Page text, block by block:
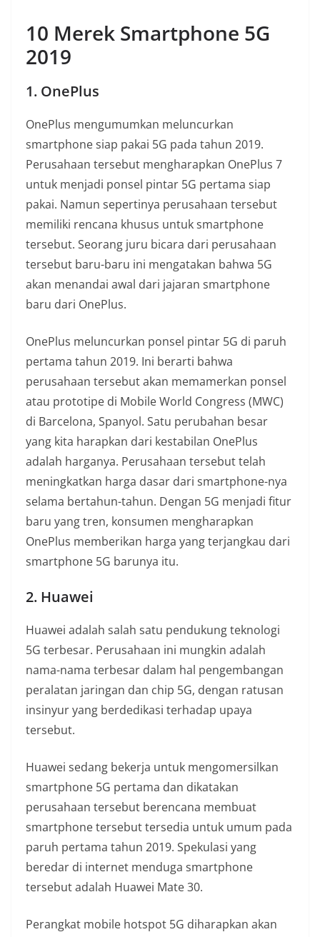
10 Merek Smartphone 5G
2019
1. OnePlus
OnePlus mengumumkan meluncurkan
smartphone siap pakai 5G pada tahun 2019.
Perusahaan tersebut mengharapkan OnePlus 7
untuk menjadi ponsel pintar 5G pertama siap
pakai. Namun sepertinya perusahaan tersebut
memiliki rencana khusus untuk smartphone
tersebut. Seorang juru bicara dari perusahaan
tersebut baru-baru ini mengatakan bahwa 5G
akan menandai awal dari jajaran smartphone
baru dari OnePlus.
OnePlus meluncurkan ponsel pintar 5G di paruh
pertama tahun 2019. Ini berarti bahwa
perusahaan tersebut akan memamerkan ponsel
atau prototipe di Mobile World Congress (MWC)
di Barcelona, Spanyol. Satu perubahan besar
yang kita harapkan dari kestabilan OnePlus
adalah harganya. Perusahaan tersebut telah
meningkatkan harga dasar dari smartphone-nya
selama bertahun-tahun. Dengan 5G menjadi fitur
baru yang tren, konsumen mengharapkan
OnePlus memberikan harga yang terjangkau dari
smartphone 5G barunya itu.
2. Huawei
Huawei adalah salah satu pendukung teknologi
5G terbesar. Perusahaan ini mungkin adalah
nama-nama terbesar dalam hal pengembangan
peralatan jaringan dan chip 5G, dengan ratusan
insinyur yang berdedikasi terhadap upaya
tersebut.
Huawei sedang bekerja untuk mengomersilkan
smartphone 5G pertama dan dikatakan
perusahaan tersebut berencana membuat
smartphone tersebut tersedia untuk umum pada
paruh pertama tahun 2019. Spekulasi yang
beredar di internet menduga smartphone
tersebut adalah Huawei Mate 30.
Perangkat mobile hotspot 5G diharapkan akan